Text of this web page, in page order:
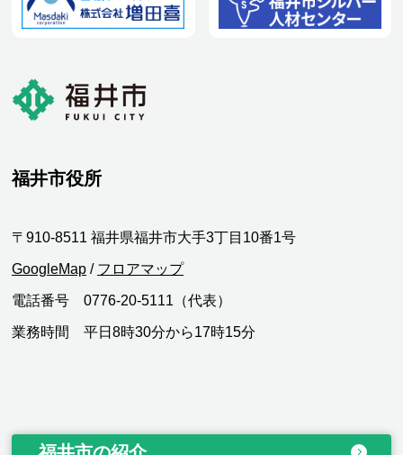
福井市役所
〒910-8511 福井県福井市大手3丁目10番1号
GoogleMap / フロアマップ
電話番号 0776-20-5111（代表）
業務時間 平日8時30分から17時15分